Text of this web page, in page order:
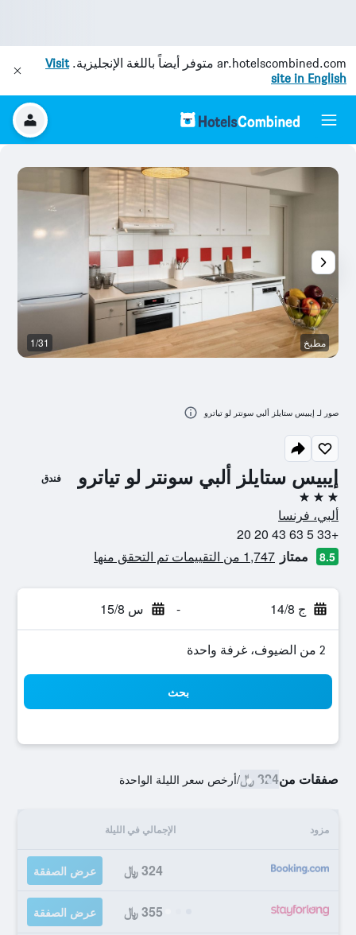
ar.hotelscombined.com متوفر أيضاً باللغة الإنجليزية.Visit
site in English
إيبيس ستايلز ألبي سونتر لو تياترو فندق
3 نجوم
ألبي، فرنسا
+33 5 63 43 20 20
8.5 ممتاز 1,747 من التقييمات تم التحقق منها
ج 14/8 - س 15/8
2 من الضيوف، غرفة واحدة
بحث
صفقات من324 ﷼ /أرخص سعر الليلة الواحدة
مزود الإجمالي في الليلة
324 ﷼ عرض الصفقة
355 ﷼ عرض الصفقة
مطبخ 1/31
صور لـ إيبيس ستايلز ألبي سونتر لو تياترو